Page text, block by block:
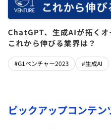
ChatGPT、生成AIが拓くオ
これから伸びる業界は？
#G1ベンチャー2023 #生成AI
ピックアップコンテン